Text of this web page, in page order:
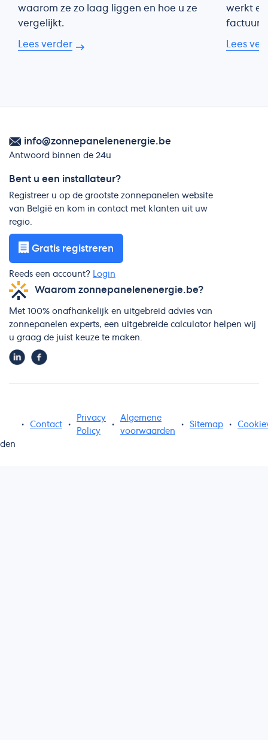
waarom ze zo laag liggen en hoe u ze
vergelijkt.
Lees verder
werkt
factuur
Lees
info@zonnepanelenenergie.be
Antwoord binnen de 24u
Bent u een installateur?
Registreer u op de grootste zonnepanelen website
van België en kom in contact met klanten uit uw
regio.
Gratis registreren
Reeds een account? Login
Waarom zonnepanelenenergie.be?
Met 100% onafhankelijk en uitgebreid advies van
zonnepanelen experts, een uitgebreide calculator helpen wij
u graag de juist keuze te maken.
• Contact •
Privacy
Policy
•
Algemene
voorwaarden
• Sitemap •